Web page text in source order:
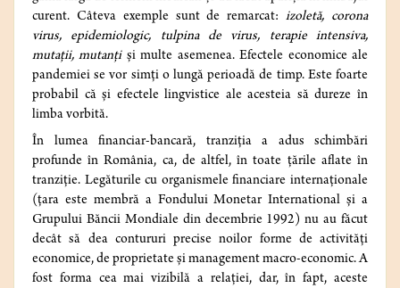
curent. Câteva exemple sunt de remarcat:izoletă, corona
virus, epidemiologic, tulpina de virus, terapie intensiva,
mutații, mutanțiși multe asemenea. Efectele economice ale
pandemiei se vor simți o lungă perioadă de timp. Este foarte
probabil că și efectele lingvistice ale acesteia să dureze în
limba vorbită.
În lumea financiar-bancară, tranziția a adus schimbări
profunde în România, ca, de altfel, în toate țările aflate în
tranziție. Legăturile cu organismele financiare internaționale
(țara este membră a Fondului Monetar International și a
Grupului Băncii Mondiale din decembrie 1992) nu au făcut
decât să dea contururi precise noilor forme de activități
economice, de proprietate și management macro-economic. A
fost forma cea mai vizibilă a relației, dar, în fapt, aceste